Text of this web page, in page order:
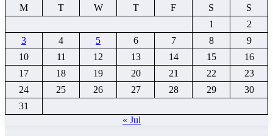
M
T W T F S
S
1
2
3
4 5 6 7 8
9
10
11 12 13 14 15
16
17
18 19 20 21 22
23
24
25 26 27 28 29
30
31
« Jul